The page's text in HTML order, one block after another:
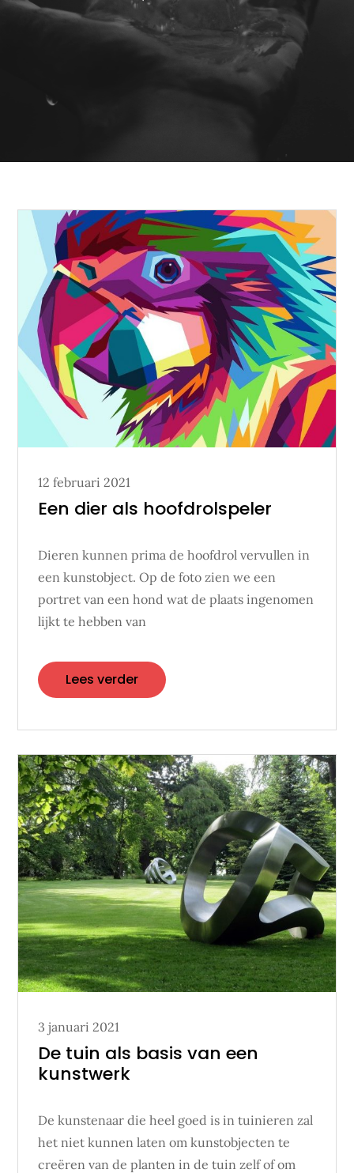
Posted
on
12 februari 2021
Een dier als hoofdrolspeler
Dieren kunnen prima de hoofdrol vervullen in
een kunstobject. Op de foto zien we een
portret van een hond wat de plaats ingenomen
lijkt te hebben van
Lees verder
Posted
on
3 januari 2021
De tuin als basis van een
kunstwerk
De kunstenaar die heel goed is in tuinieren zal
het niet kunnen laten om kunstobjecten te
creëren van de planten in de tuin zelf of om